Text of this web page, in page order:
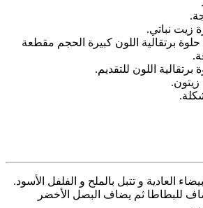
حلوة برتقالية اللون كبيرة الحجم مقطعة
اللون للتقديم.
العادية و تتبل بالملح و الفلفل الأسود.
للبطاطا ثم يضاف البصل الأخضر